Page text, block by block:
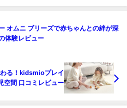
オムニ ブリーズで赤ちゃんとの絆が深
体験レビュー
る！kidsmioプレイ
空間 口コミレビュー